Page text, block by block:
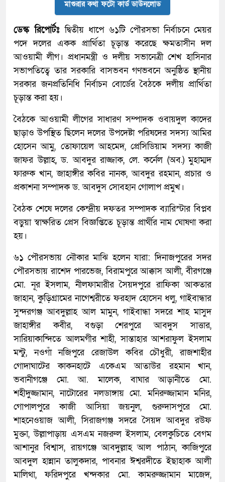
মাগুরার কথা ফটো কার্ড ডাউনলোড
ডেস্ক রিপোর্টঃদ্বিতীয় ধাপে ৬১টি পৌরসভা নির্বাচনে মেয়র
পদে দলের একক প্রার্থিতা চূড়ান্ত করেছে ক্ষমতাসীন দল
আওয়ামী লীগ। প্রধানমন্ত্রী ও দলীয় সভানেত্রী শেখ হাসিনার
সভাপতিত্বে তার সরকারি বাসভবন গণভবনে অনুষ্ঠিত স্থানীয়
সরকার জনপ্রতিনিধি নির্বাচন বোর্ডের বৈঠকে দলীয় প্রার্থিতা
চূড়ান্ত করা হয়।
বৈঠকে আওয়ামী লীগের সাধারণ সম্পাদক ওবায়দুল কাদের
ছাড়াও উপস্থিত ছিলেন দলের উপদেষ্টা পরিষদের সদস্য আমির
হোসেন আমু, তোফায়েল আহমেদ, প্রেসিডিয়াম সদস্য কাজী
জাফর উল্লাহ, ড. আবদুর রাজ্জাক, লে. কর্নেল (অব.) মুহাম্মদ
ফারুক খান, জাহাঙ্গীর কবির নানক, আবদুর রহমান, প্রচার ও
প্রকাশনা সম্পাদক ড. আবদুস সোবহান গোলাপ প্রমুখ।
বৈঠক শেষে দলের কেন্দ্রীয় দফতর সম্পাদক ব্যারিস্টার বিপ্লব
বড়ুয়া স্বাক্ষরিত প্রেস বিজ্ঞপ্তিতে চূড়ান্ত প্রার্থীর নাম ঘোষণা করা
হয়।
৬১ পৌরসভায় নৌকার মাঝি হলেন যারা: দিনাজপুরের সদর
পৌরসভায় রাশেদ পারভেজ, বিরামপুরে আক্কাস আলী, বীরগঞ্জে
মো. নূর ইসলাম, নীলফামারীর সৈয়দপুরে রাফিকা আকতার
জাহান, কুড়িগ্রামের নাগেশ্বরীতে ফরহাদ হোসেন ধলু, গাইবান্ধার
সুন্দরগঞ্জ আবদুল্লাহ আল মামুন, গাইবান্ধা সদরে শাহ মাসুদ
জাহাঙ্গীর কবীর, বগুড়া শেরপুরে আবদুস সাত্তার,
সারিয়াকান্দিতে আলমগীর শাহী, সান্তাহার আশরাফুল ইসলাম
মন্টু, নওগাঁ নজিপুরে রেজাউল কবির চৌধুরী, রাজশাহীর
গোদাঘাটের কাকনহাটে একেএম আতাউর রহমান খান,
ভবানীগঞ্জে মো. আ. মালেক, বাঘার আড়ানীতে মো.
শহীদুজ্জামান, নাটোরের নলডাঙ্গায় মো. মনিরুজ্জামান মনির,
গোপালপুরে কাজী আসিয়া জয়নুল, গুরুদাসপুরে মো.
শাহনেওয়াজ আলী, সিরাজগঞ্জ সদরে সৈয়দ আবদুর রউফ
মুক্তা, উল্লাপাড়ায় এসএম নজরুল ইসলাম, বেলকুচিতে বেগম
আশানুর বিশ্বাস, রায়গঞ্জে আবদুল্লাহ আল পাঠান, কাজিপুরে
আবদুল হান্নান তালুকদার, পাবনার ঈশ্বরদীতে ইছাহাক আলী
মালিথা, ফরিদপুরে খন্দকার মো. কামরুজ্জামান মাজেদ,